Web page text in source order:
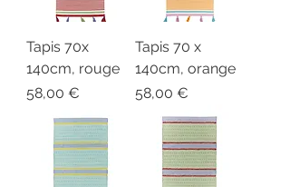
Tapis 70x
140cm, rouge
Prix
58,00 €
Tapis 70 x
140cm, orange
Prix
58,00 €